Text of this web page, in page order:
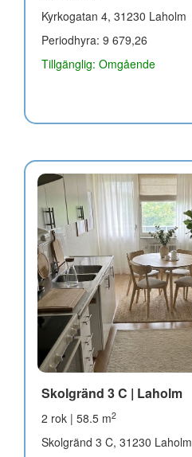
Kyrkogatan 4, 31230 Laholm
Periodhyra: 9 679,26
Tillgänglig: Omgående
Skolgränd 3 C | Laholm
2 rok | 58.5 m2
Skolgränd 3 C, 31230 Laholm